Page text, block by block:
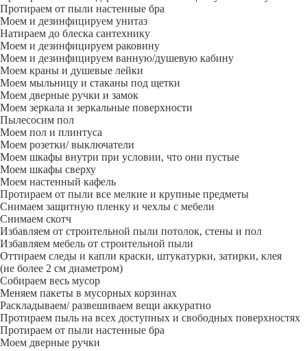
Протираем от пыли настенные бра
Моем и дезинфицируем унитаз
Натираем до блеска сантехнику
Моем и дезинфицируем раковину
Моем и дезинфицируем ванную/душевую кабину
Моем краны и душевые лейки
Моем мыльницу и стаканы под щетки
Моем дверные ручки и замок
Моем зеркала и зеркальные поверхности
Пылесосим пол
Моем пол и плинтуса
Моем розетки/ выключатели
Моем шкафы внутри при условии, что они пустые
Моем шкафы сверху
Моем настенный кафель
Протираем от пыли все мелкие и крупные предметы
Снимаем защитную пленку и чехлы с мебели
Снимаем скотч
Избавляем от строительной пыли потолок, стены и пол
Избавляем мебель от строительной пыли
Оттираем следы и капли краски, штукатурки, затирки, клея
(не более 2 см диаметром)
Собираем весь мусор
Меняем пакеты в мусорных корзинах
Раскладываем/ развешиваем вещи аккуратно
Протираем пыль на всех доступных и свободных поверхностях
Протираем от пыли настенные бра
Моем дверные ручки